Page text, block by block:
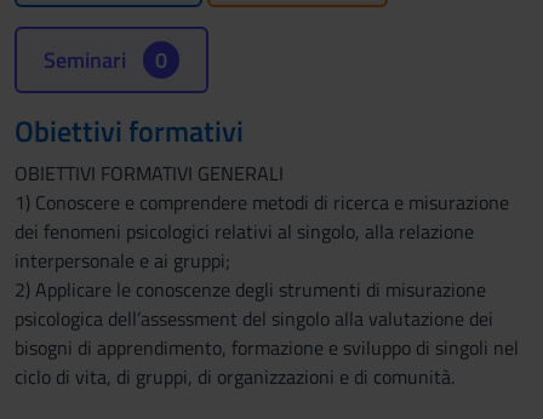
Seminari 0
Obiettivi formativi
OBIETTIVI FORMATIVI GENERALI
1) Conoscere e comprendere metodi di ricerca e misurazione
dei fenomeni psicologici relativi al singolo, alla relazione
interpersonale e ai gruppi;
2) Applicare le conoscenze degli strumenti di misurazione
psicologica dell’assessment del singolo alla valutazione dei
bisogni di apprendimento, formazione e sviluppo di singoli nel
ciclo di vita, di gruppi, di organizzazioni e di comunità.